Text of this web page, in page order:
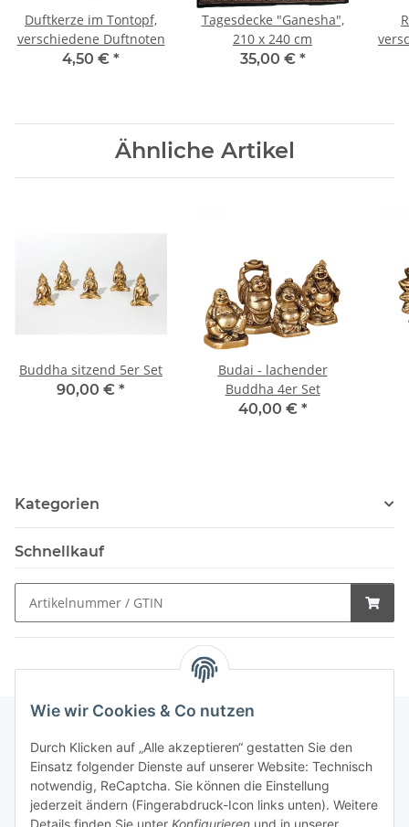
Wie wir Cookies & Co nutzen
Durch Klicken auf „Alle akzeptieren“ gestatten Sie den
Einsatz folgender Dienste auf unserer Website: Technisch
notwendig, ReCaptcha. Sie können die Einstellung
jederzeit ändern (Fingerabdruck-Icon links unten). Weitere
Duftkerze im Tontopf,
verschiedene Duftnoten
4,50 € *
Tagesdecke "Ganesha",
210 x 240 cm
35,00 € *
Ähnliche Artikel
Buddha sitzend 5er Set
90,00 € *
Budai - lachender
Buddha 4er Set
40,00 € *
Kategorien
Schnellkauf
Schnellkauf